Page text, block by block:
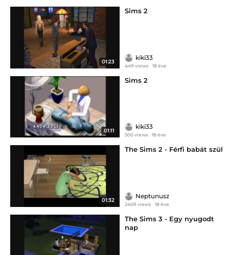
01:23
Sims 2
kiki33
449 views 18 éve
01:11
Sims 2
kiki33
500 views 18 éve
01:32
The Sims 2 - Férfi babát szül
Neptunusz
2409 views 18 éve
The Sims 3 - Egy nyugodt
nap